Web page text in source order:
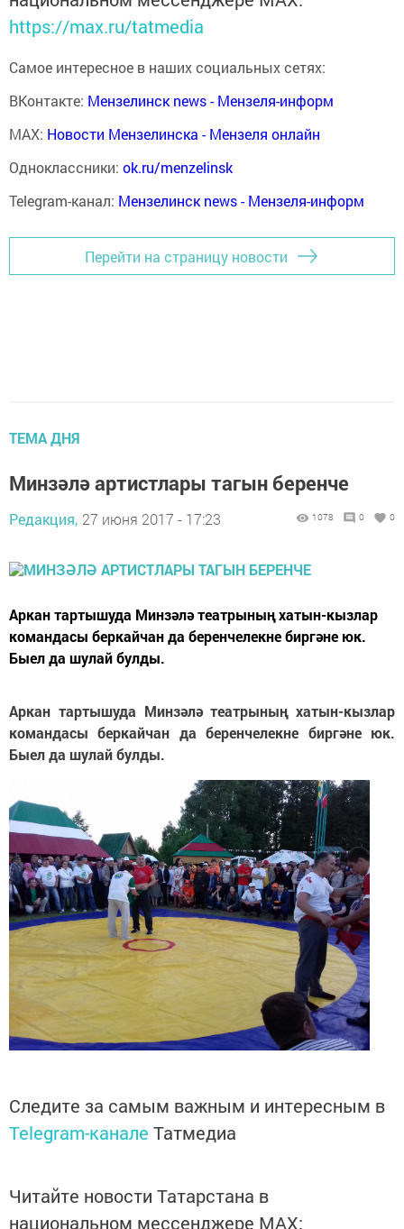
https://max.ru/tatmedia
Самое интересное в наших социальных сетях:
ВКонтакте: Мензелинск news - Мензеля-информ
MAX: Новости Мензелинска - Мензеля онлайн
Одноклассники: ok.ru/menzelinsk
Telegram-канал: Мензелинск news - Мензеля-информ
Перейти на страницу новости
ТЕМА ДНЯ
Минзәлә артистлары тагын беренче
Редакция, 27 июня 2017 - 17:23 1078 0 0
Аркан тартышуда Минзәлә театрының хатын-кызлар
командасы беркайчан да беренчелекне биргәне юк.
Быел да шулай булды.
Аркан тартышуда Минзәлә театрының хатын-кызлар
командасы беркайчан да беренчелекне биргәне юк.
Быел да шулай булды.
Следите за самым важным и интересным в
Telegram-канале Татмедиа
Читайте новости Татарстана в
национальном мессенджере MАХ: